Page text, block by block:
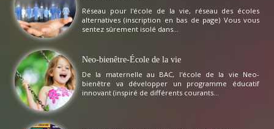
Réseau pour l'école de la vie, réseau des écoles
alternatives (inscription en bas de page) Vous vous
sentez sûrement isolé dans...
Neo-bienêtre-École de la vie
De la maternelle au BAC, l'école de la vie Neo-
bienêtre va développer un programme éducatif
innovant (inspiré de différents courants...